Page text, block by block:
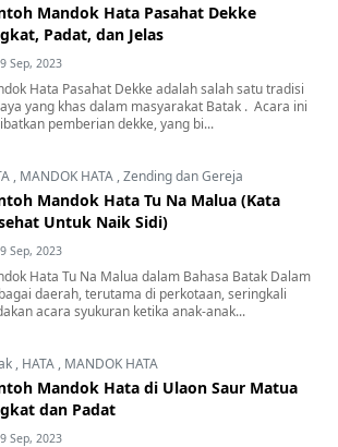
Mandok Hata Pasahat Dekke
Padat, dan Jelas
Sep, 2023
Hata Pasahat Dekke adalah salah satu tradisi
yang khas dalam masyarakat Batak . Acara ini
pemberian dekke, yang bi...
, MANDOK HATA ,Zending dan Gereja
Mandok Hata Tu Na Malua (Kata
Untuk Naik Sidi)
Sep, 2023
Hata Tu Na Malua dalam Bahasa Batak Dalam
daerah, terutama di perkotaan, seringkali
acara syukuran ketika anak-anak...
, HATA , MANDOK HATA
Mandok Hata di Ulaon Saur Matua
dan Padat
Sep, 2023